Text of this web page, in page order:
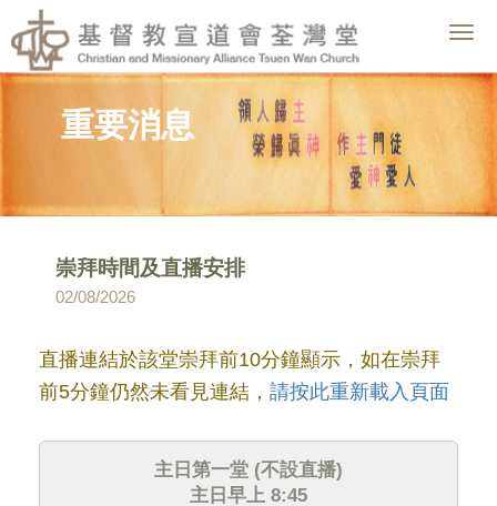
重要消息
崇拜時間及直播安排
02/08/2026
直播連結於該堂崇拜前10分鐘顯示，如在崇拜
前5分鐘仍然未看見連結， 請按此重新載入頁面
主日第一堂 (不設直播)
主日早上 8:45